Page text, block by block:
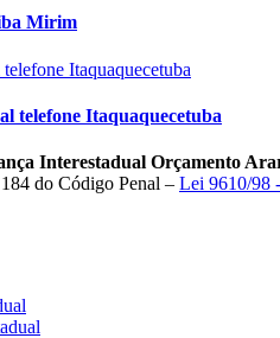
Mirim
telefone Itaquaquecetuba
Interestadual Orçamento
do Código Penal – Lei 9610/98